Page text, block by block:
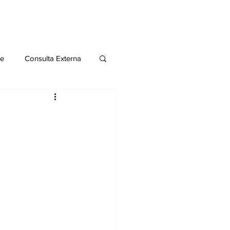
Consulta Externa
Publicaciones